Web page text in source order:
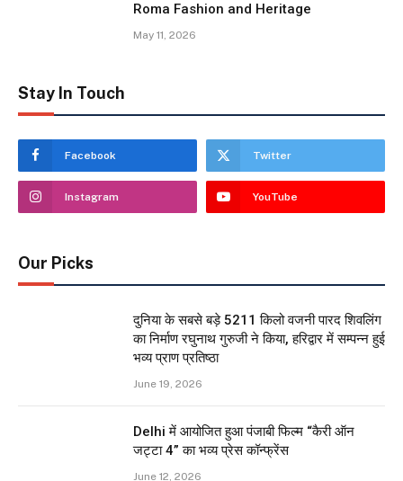
Roma Fashion and Heritage
May 11, 2026
Stay In Touch
Facebook Twitter
Instagram YouTube
Our Picks
दुनिया के सबसे बड़े 5211 किलो वजनी पारद शिवलिंग
का निर्माण रघुनाथ गुरुजी ने किया, हरिद्वार में सम्पन्न हुई
भव्य प्राण प्रतिष्ठा
June 19, 2026
Delhi में आयोजित हुआ पंजाबी फिल्म “कैरी ऑन
जट्टा 4” का भव्य प्रेस कॉन्फ्रेंस
June 12, 2026